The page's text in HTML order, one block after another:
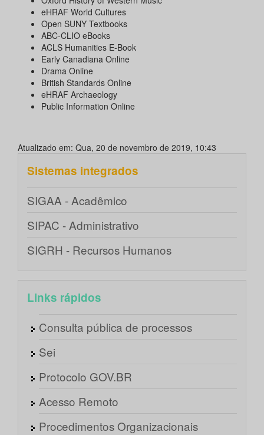
eHRAF World Cultures
Open SUNY Textbooks
ABC-CLIO eBooks
ACLS Humanities E-Book
Early Canadiana Online
Drama Online
British Standards Online
eHRAF Archaeology
Public Information Online
Atualizado em: Qua, 20 de novembro de 2019, 10:43
Sistemas integrados
SIGAA - Acadêmico
SIPAC - Administrativo
SIGRH - Recursos Humanos
Links rápidos
Consulta pública de processos
Sei
Protocolo GOV.BR
Acesso Remoto
Procedimentos Organizacionais